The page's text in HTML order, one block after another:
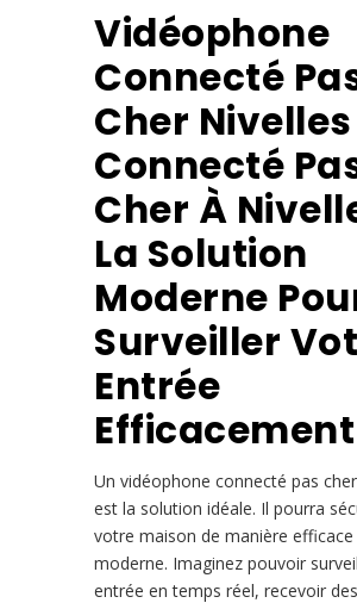
Vidéophone
Connecté
Cher Nivelles
Connecté
Cher À
La Solution
Moderne
Surveiller
Entrée
Efficacement
Un vidéophone connecté pas
est la solution idéale. Il pourra
votre maison de manière
moderne. Imaginez pouvoir
entrée en temps réel, recevoir des